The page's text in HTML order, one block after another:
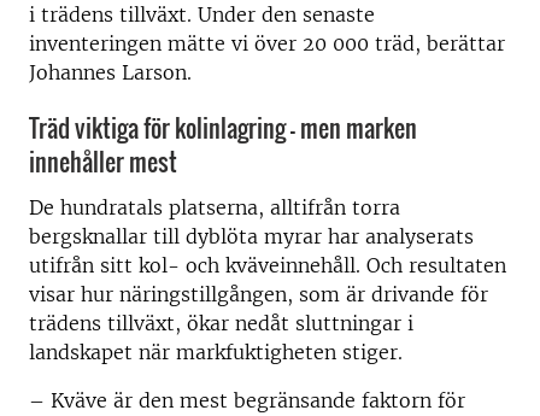
i trädens tillväxt. Under den senaste
inventeringen mätte vi över 20 000 träd, berättar
Johannes Larson.
Träd viktiga för kolinlagring – men marken
innehåller mest
De hundratals platserna, alltifrån torra
bergsknallar till dyblöta myrar har analyserats
utifrån sitt kol- och kväveinnehåll. Och resultaten
visar hur näringstillgången, som är drivande för
trädens tillväxt, ökar nedåt sluttningar i
landskapet när markfuktigheten stiger.
– Kväve är den mest begränsande faktorn för